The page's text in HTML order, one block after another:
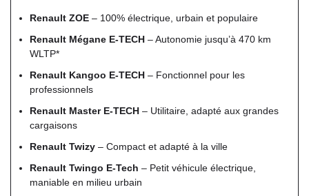
Renault ZOE– 100% électrique, urbain et populaire
Renault Mégane E-TECH– Autonomie jusqu’à 470 km
WLTP*
Renault Kangoo E-TECH– Fonctionnel pour les
professionnels
Renault Master E-TECH– Utilitaire, adapté aux grandes
cargaisons
Renault Twizy– Compact et adapté à la ville
Renault Twingo E-Tech – Petit véhicule électrique,
maniable en milieu urbain